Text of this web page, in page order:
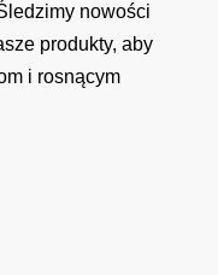
nowości
produkty, aby
i rosnącym